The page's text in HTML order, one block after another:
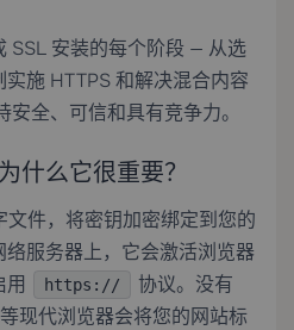
SSL 安装的每个阶段 — 从选
施 HTTPS 和解决混合内容
全、可信和具有竞争力。
什么它很重要？
文件，将密钥加密绑定到您的
服务器上，它会激活浏览器
https://
协议。没有
现代浏览器会将您的网站标